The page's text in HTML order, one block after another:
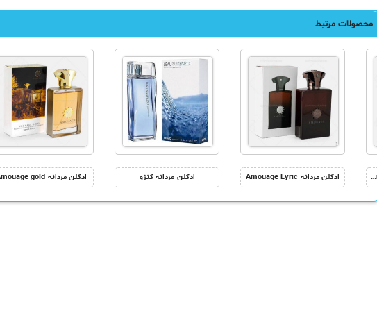
محصولات مرتبط
ادکلن مردانه Amouage gold ادکلن مردانه کنزو ادکلن مردانه Amouage Lyric ادکلن زنانه Paco Rabanne Lady Million